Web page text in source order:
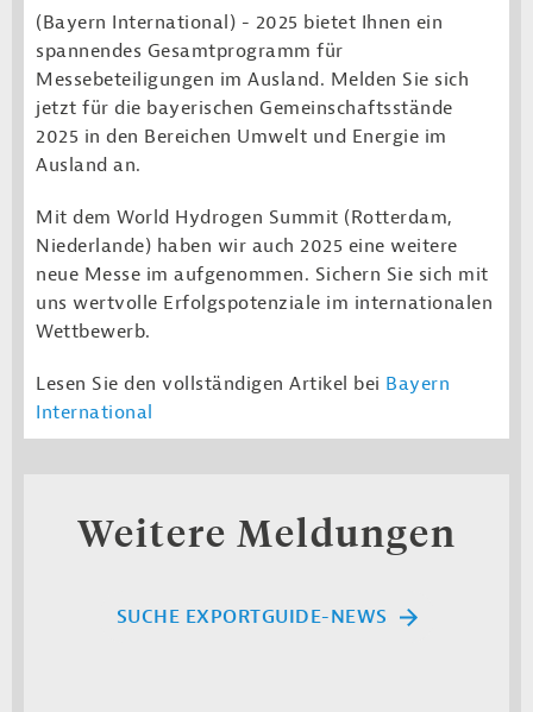
(Bayern International) - 2025 bietet Ihnen ein
spannendes Gesamtprogramm für
Messebeteiligungen im Ausland. Melden Sie sich
jetzt für die bayerischen Gemeinschaftsstände
2025 in den Bereichen Umwelt und Energie im
Ausland an.
Mit dem World Hydrogen Summit (Rotterdam,
Niederlande) haben wir auch 2025 eine weitere
neue Messe im aufgenommen. Sichern Sie sich mit
uns wertvolle Erfolgspotenziale im internationalen
Wettbewerb.
Lesen Sie den vollständigen Artikel bei Bayern
International
Weitere Meldungen
SUCHE EXPORTGUIDE-NEWS